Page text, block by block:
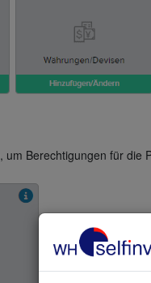
, um Berechtigungen für die